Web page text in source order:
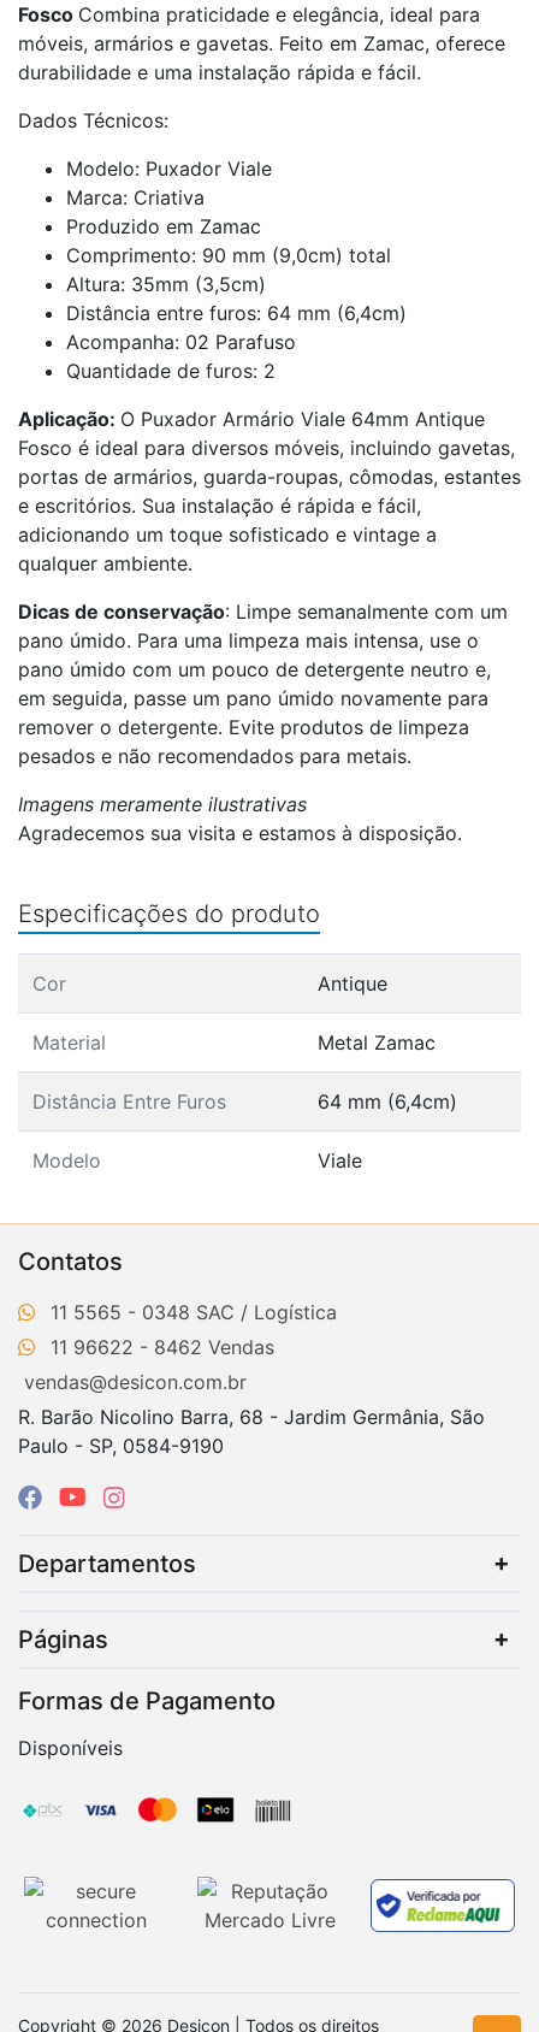
Fosco Combina praticidade e elegância, ideal para
móveis, armários e gavetas. Feito em Zamac, oferece
durabilidade e uma instalação rápida e fácil.
Dados Técnicos:
Modelo: Puxador Viale
Marca: Criativa
Produzido em Zamac
Comprimento: 90 mm (9,0cm) total
Altura: 35mm (3,5cm)
Distância entre furos: 64 mm (6,4cm)
Acompanha: 02 Parafuso
Quantidade de furos: 2
Aplicação: O Puxador Armário Viale 64mm Antique
Fosco é ideal para diversos móveis, incluindo gavetas,
portas de armários, guarda-roupas, cômodas, estantes
e escritórios. Sua instalação é rápida e fácil,
adicionando um toque sofisticado e vintage a
qualquer ambiente.
Dicas de conservação: Limpe semanalmente com um
pano úmido. Para uma limpeza mais intensa, use o
pano úmido com um pouco de detergente neutro e,
em seguida, passe um pano úmido novamente para
remover o detergente. Evite produtos de limpeza
pesados e não recomendados para metais.
Imagens meramente ilustrativas
Agradecemos sua visita e estamos à disposição.
Especificações do produto
Cor Antique
Material Metal Zamac
Distância Entre Furos 64 mm (6,4cm)
Modelo Viale
Contatos
11 5565 - 0348
11 96622 - 8462
vendas@desicon.com.br
R. Barão Nicolino Barra, 68 - Jardim Germânia, São
Paulo - SP, 0584-9190
Departamentos
Páginas
Formas de Pagamento
Disponíveis
Copyright © 2026 Desicon | Todos os direitos